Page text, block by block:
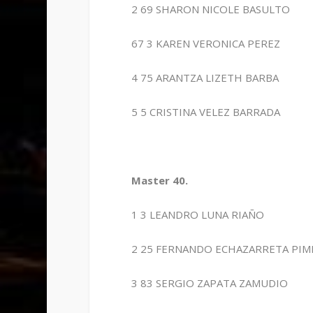
2 69 SHARON NICOLE BASULTO
67 3 KAREN VERONICA PEREZ
4 75 ARANTZA LIZETH BARBA
5 5 CRISTINA VELEZ BARRADA
Master 40.
1 3 LEANDRO LUNA RIAÑO
2 25 FERNANDO ECHAZARRETA
3 83 SERGIO ZAPATA ZAMUDIO